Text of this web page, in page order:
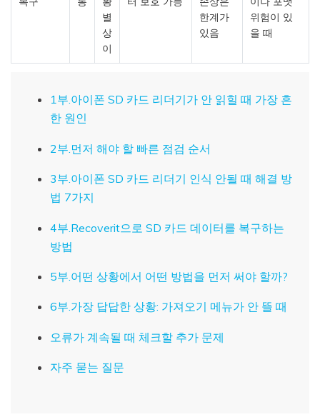
별
상
이
한계가
있음
위험이 있
을 때
1부.아이폰 SD 카드 리더기가 안 읽힐 때 가장 흔
한 원인
2부.먼저 해야 할 빠른 점검 순서
3부.아이폰 SD 카드 리더기 인식 안될 때 해결 방
법 7가지
4부.Recoverit으로 SD 카드 데이터를 복구하는
방법
5부.어떤 상황에서 어떤 방법을 먼저 써야 할까?
6부.가장 답답한 상황: 가져오기 메뉴가 안 뜰 때
오류가 계속될 때 체크할 추가 문제
자주 묻는 질문